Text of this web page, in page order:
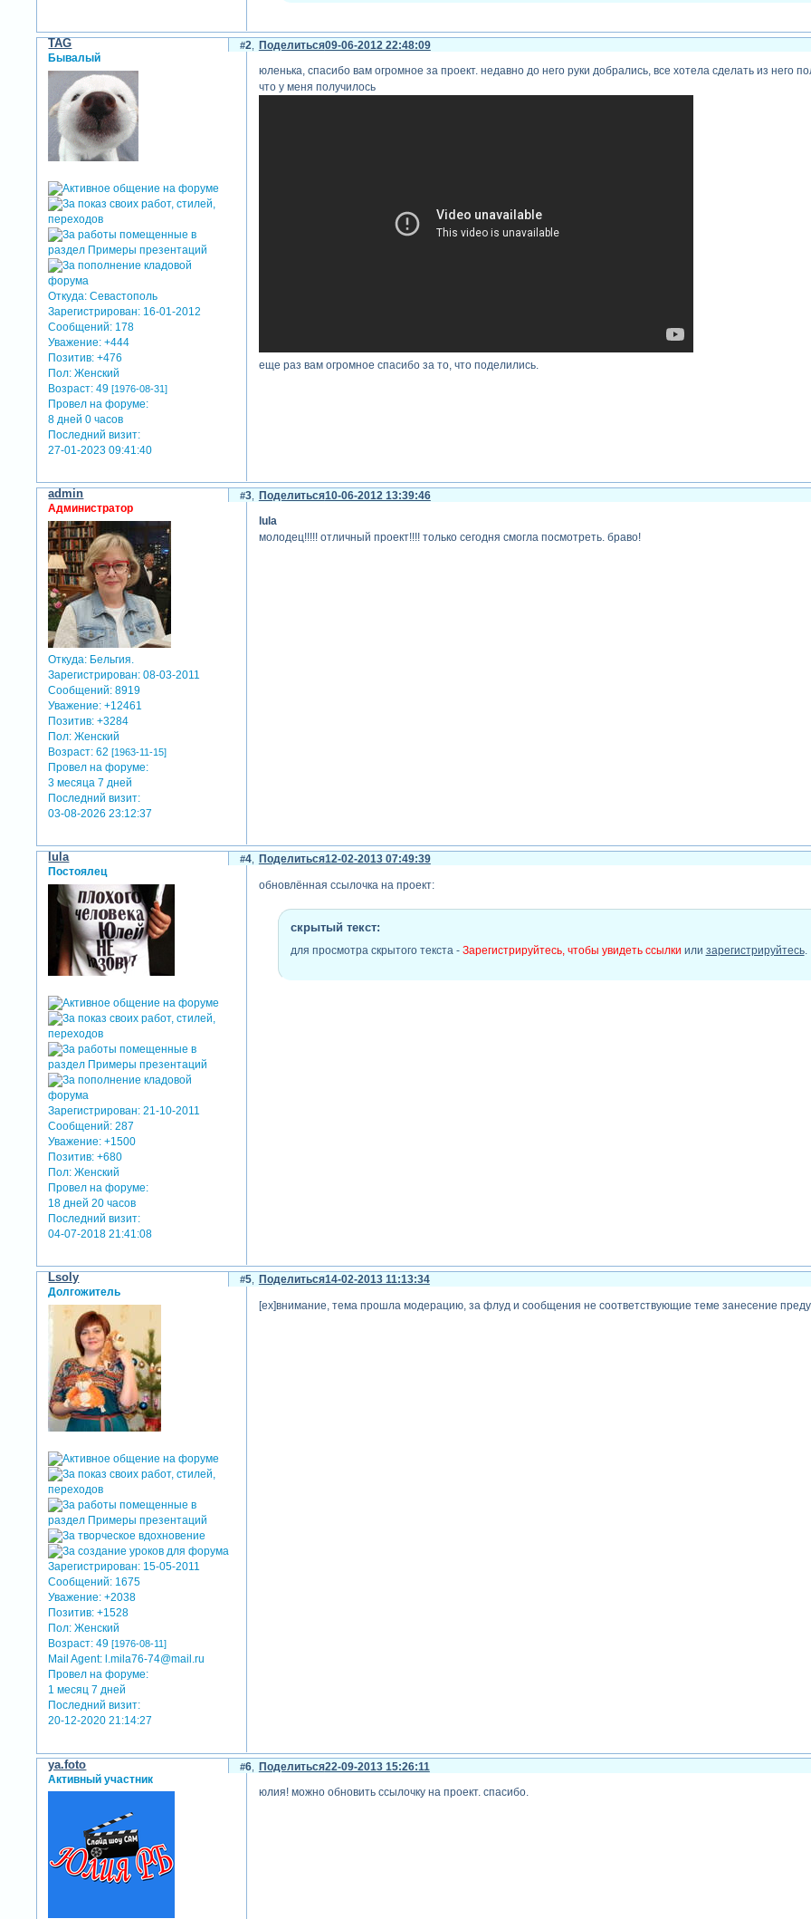
Поделиться
2 09-06-2012 22:48:09
TAG
Бывалый
Откуда: Севастополь
Зарегистрирован: 16-01-2012
Сообщений: 178
Уважение: +444
Позитив: +476
Пол: Женский
Возраст: 49[1976-08-31]
Провел на форуме:
8 дней 0 часов
Последний визит:
27-01-2023 09:41:40
юленька, спасибо вам огромное за проект. недавно до него руки добрались, все хотела сделать из него
что у меня получилось
еще раз вам огромное спасибо за то, что поделились.
Поделиться
3 10-06-2012 13:39:46
admin
Администратор
Откуда: Бельгия.
Зарегистрирован: 08-03-2011
Сообщений: 8919
Уважение: +12461
Позитив: +3284
Пол: Женский
Возраст: 62[1963-11-15]
Провел на форуме:
3 месяца 7 дней
Последний визит:
03-08-2026 23:12:37
lula
молодец!!!!! отличный проект!!!! только сегодня смогла посмотреть. браво!
Поделиться
4 12-02-2013 07:49:39
lula
Постоялец
Зарегистрирован: 21-10-2011
Сообщений: 287
Уважение: +1500
Позитив: +680
Пол: Женский
Провел на форуме:
18 дней 20 часов
Последний визит:
04-07-2018 21:41:08
обновлённая ссылочка на проект:
скрытый текст:
для просмотра скрытого текста - Зарегистрируйтесь, чтобы увидеть ссылки или зарегистрируйтесь.
Поделиться
5 14-02-2013 11:13:34
Lsoly
Долгожитель
Зарегистрирован: 15-05-2011
Сообщений: 1675
Уважение: +2038
Позитив: +1528
Пол: Женский
Возраст: 49[1976-08-11]
Mail Agent: l.mila76-74@mail.ru
Провел на форуме:
1 месяц 7 дней
Последний визит:
20-12-2020 21:14:27
[ex]внимание, тема прошла модерацию, за флуд и сообщения не соответствующие теме занесение
Поделиться
6 22-09-2013 15:26:11
ya.foto
Активный участник
юлия! можно обновить ссылочку на проект. спасибо.